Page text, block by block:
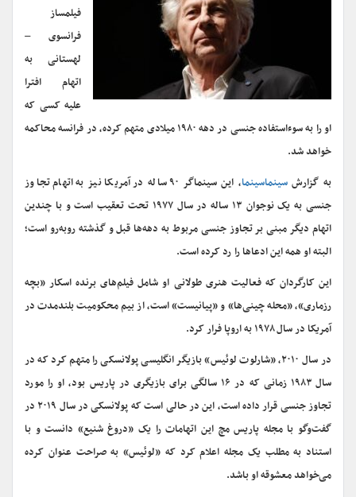
فیلمساز
فرانسوی –
لهستانی به
اتهام افترا
علیه کسی که
او را به سوءاستفاده جنسی در دهه ۱۹۸۰ میلادی متهم کرده، در فرانسه محاکمه
خواهد شد.
به گزارشسینماسینما
، این سینماگر ۹۰ ساله در آمریکا نیز به اتهام تجاوز
جنسی به یک نوجوان ۱۳ ساله در سال ۱۹۷۷ تحت تعقیب است و با چندین
اتهام دیگر مبنی بر تجاوز جنسی مربوط به دهه‌ها قبل و گذشته روبه‌رو است؛
البته او همه این ادعاها را رد کرده است.
این کارگردان که فعالیت هنری طولانی او شامل فیلم‌های برنده اسکار «بچه
رزماری»، «محله چینی‌ها» و «پیانیست» است، از بیم محکومیت بلندمدت در
آمریکا در سال ۱۹۷۸ به اروپا فرار کرد.
در سال ۲۰۱۰، «شارلوت لوئیس» بازیگر انگلیسی پولانسکی را متهم کرد که در
سال ۱۹۸۳ زمانی که در ۱۶ سالگی برای بازیگری در پاریس بود، او را مورد
تجاوز جنسی قرار داده است، این در حالی است که پولانسکی در سال ۲۰۱۹ در
گفت‌وگو با مجله پاریس مچ این اتهامات را یک «دروغ شنیع» دانست و با
استناد به مطلب یک مجله اعلام کرد که «لوئیس» به صراحت عنوان کرده
می‌خواهد معشوقه او باشد.